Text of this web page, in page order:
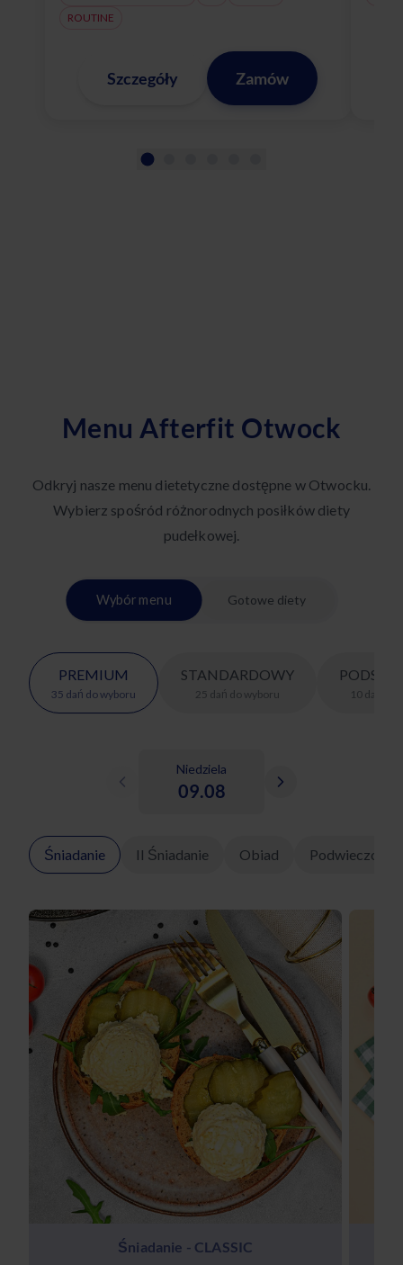
ROUTINE
Szczegóły Zamów
Menu Afterfit Otwock
Odkryj nasze menu dietetyczne dostępne w Otwocku.
Wybierz spośród różnorodnych posiłków diety
pudełkowej.
Wybór menu Gotowe diety
PREMIUM
35 dań do wyboru
STANDARDOWY
25 dań do wyboru 10 dań
Niedziela
09.08
Śniadanie II Śniadanie Obiad Podwieczorek
Śniadanie - CLASSIC